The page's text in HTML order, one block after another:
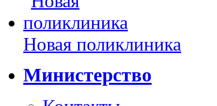
Новая поликлиника
Министерство